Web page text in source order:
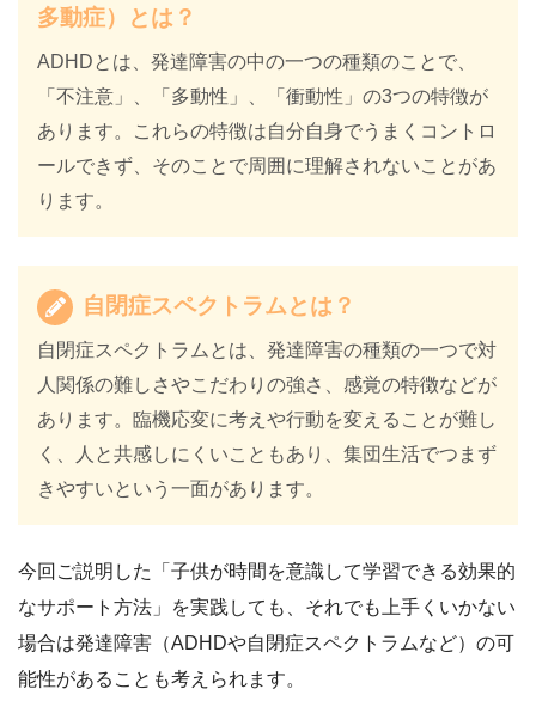
多動症）とは？
ADHDとは、発達障害の中の一つの種類のことで、
「不注意」、「多動性」、「衝動性」の3つの特徴が
あります。これらの特徴は自分自身でうまくコントロ
ールできず、そのことで周囲に理解されないことがあ
ります。
自閉症スペクトラムとは？
自閉症スペクトラムとは、発達障害の種類の一つで対
人関係の難しさやこだわりの強さ、感覚の特徴などが
あります。臨機応変に考えや行動を変えることが難し
く、人と共感しにくいこともあり、集団生活でつまず
きやすいという一面があります。
今回ご説明した「子供が時間を意識して学習できる効果的
なサポート方法」を実践しても、それでも上手くいかない
場合は発達障害（ADHDや自閉症スペクトラムなど）の可
能性があることも考えられます。